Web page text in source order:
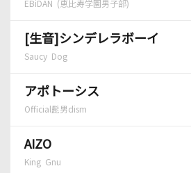
EBiDAN (恵比寿学園男子部)
[生音]シンデレラボーイ
Saucy Dog
アポトーシス
Official髭男dism
AIZO
King Gnu